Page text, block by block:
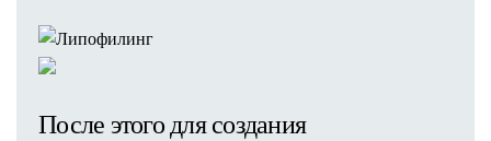
После этого для создания